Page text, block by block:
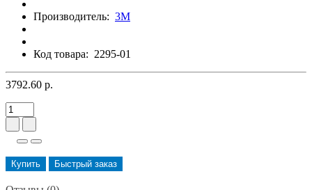
Производитель: 3M
Код товара: 2295-01
3792.60 р.
Купить Быстрый заказ